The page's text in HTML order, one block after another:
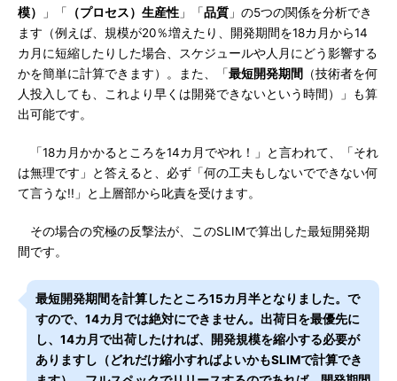
模）
」「 （プロセス）生産性 」「品質 」の5つの関係を分析でき
ます（例えば、規模が20％増えたり、開発期間を18カ月から14
カ月に短縮したりした場合、スケジュールや人月にどう影響する
かを簡単に計算できます）。また、「最短開発期間
（技術者を何
人投入しても、これより早くは開発できないという時間）」も算
出可能です。
「18カ月かかるところを14カ月でやれ！」と言われて、「それ
は無理です」と答えると、必ず「何の工夫もしないでできない何
て言うな!!」と上層部から叱責を受けます。
その場合の究極の反撃法が、このSLIMで算出した最短開発期
間です。
最短開発期間を計算したところ15カ月半となりました。で
すので、14カ月では絶対にできません。出荷日を最優先に
し、14カ月で出荷したければ、開発規模を縮小する必要が
ありますし（どれだけ縮小すればよいかもSLIMで計算でき